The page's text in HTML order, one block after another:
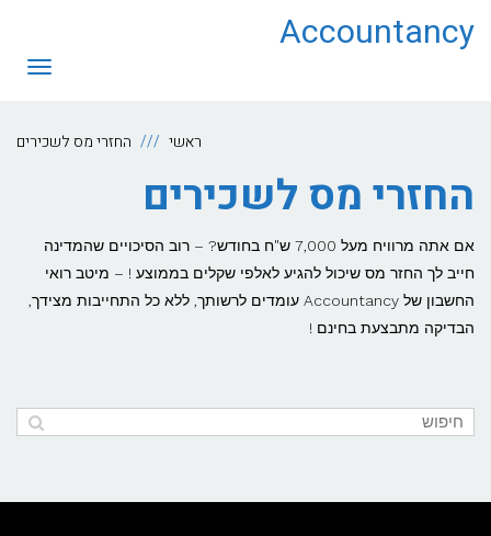
Accountancy
ראשי החזרי מס לשכירים
החזרי מס לשכירים
אם אתה מרוויח מעל 7,000 ש"ח בחודש? – רוב הסיכויים שהמדינה
חייב לך החזר מס שיכול להגיע לאלפי שקלים בממוצע ! – מיטב רואי
החשבון של Accountancy עומדים לרשותך, ללא כל התחייבות מצידך,
הבדיקה מתבצעת בחינם !